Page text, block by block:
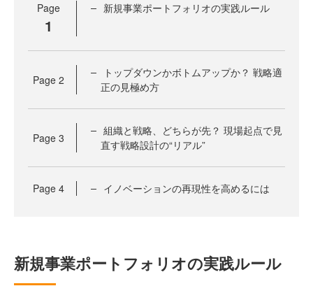
Page
1
新規事業ポートフォリオの実践ルール
Page 2
トップダウンかボトムアップか？ 戦略適
正の見極め方
Page 3
組織と戦略、どちらが先？ 現場起点で見
直す戦略設計の“リアル”
Page 4 イノベーションの再現性を高めるには
新規事業ポートフォリオの実践ルール